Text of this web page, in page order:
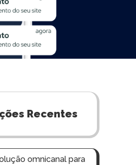
Recentes
omnicanal para